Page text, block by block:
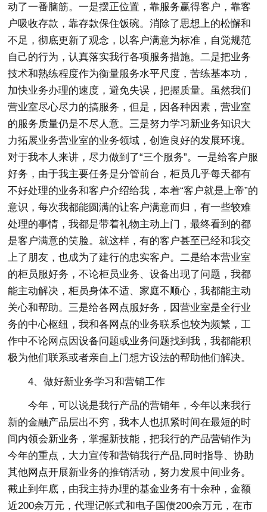
动了一番脑筋。一是摆正位置，靠服务赢得客户，靠客
户吸收存款，靠存款保住饭碗。消除了思想上的松懈和
不足，彻底更新了观念，以客户满意为标准，自觉规范
自己的行为，认真落实我行各项服务措施。二是把业务
技术和熟练程度作为衡量服务水平尺度，苦练基本功，
加快业务办理的速度，避免失误，把握质量。虽然我们
营业室尽心尽力的搞服务，但是，因各种因素，营业室
的服务质量仍是不尽人意。三是努力学习新业务知识大
力拓展业务营业室的业务领域，创造良好的发展环境。
对于我本人来讲，尽力做到了“三个服务”。一是给客户服
好务，由于我主要任务是分管前台，柜员几乎每天都有
不好处理的业务和客户介绍给我，本着“客户就是上帝”的
意识，每次我都能圆满的让客户满意而归，有一些较难
处理的事情，我都是带着礼物主动上门，最终看到的都
是客户满意的笑脸。就这样，有的客户甚至已经和我交
上了朋友，也成为了建行的忠实客户。二是给本营业室
的柜员服好务，不论柜员业务、设备出现了问题，我都
能主动解决，柜员身体不适、家庭不顺心，我都能主动
关心和帮助。三是给各网点服好务，因营业室是全行业
务的中心枢纽，我和各网点的业务联系也较为频繁，工
作中不论网点因设备问题或业务问题找到我，我都能积
极为他们联系或者亲自上门想方设法的帮助他们解决。
4、做好新业务学习和营销工作
今年，可以说是我行产品的营销年，今年以来我行
新的金融产品层出不穷，我本人也抓紧时间在最短的时
间内领会新业务，掌握新技能，把我行的产品营销作为
今年的重点，大力宣传和营销我行产品,同时指导、协助
其他网点开展新业务的推销活动，努力发展中间业务。
截止到年底，由我主持办理的基金业务有十余种，金额
近200余万元，代理记帐式和电子国债200余万元，在市